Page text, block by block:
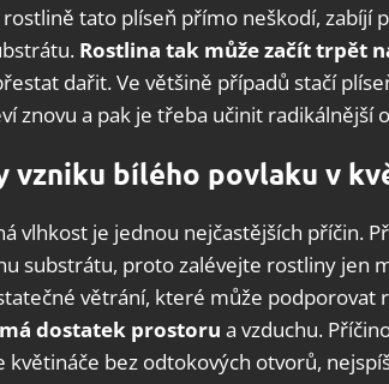
tato plíseň přímo neškodí, zabíjí
Rostlina tak může začít trpět
dařit. Ve většině případů stačí
znovu a pak je třeba učinit radikálnější
vzniku bílého povlaku v
vlhkost je jednou nejčastějších příčin.
substrátu, proto zalévejte rostliny jen
větrání, které může podporovat
dostatek prostoru a vzduchu.
květináče bez odtokových otvorů,